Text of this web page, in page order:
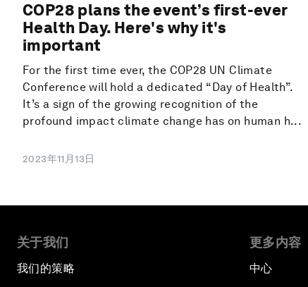
COP28 plans the event’s first-ever
Health Day. Here's why it's
important
For the first time ever, the COP28 UN Climate
Conference will hold a dedicated “Day of Health”.
It’s a sign of the growing recognition of the
profound impact climate change has on human h...
2023年11月13日
关于我们
我们的策略
更多内容
中心